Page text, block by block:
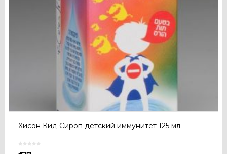
Хисон Кид Сироп детский иммунитет 125 мл